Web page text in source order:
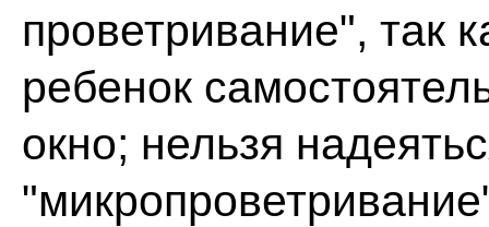
проветривание", так
ребенок
окно; нельзя